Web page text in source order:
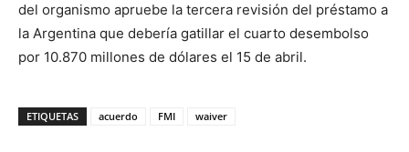
del organismo apruebe la tercera revisión del préstamo a
la Argentina que debería gatillar el cuarto desembolso
por 10.870 millones de dólares el 15 de abril.
ETIQUETAS acuerdo FMI waiver